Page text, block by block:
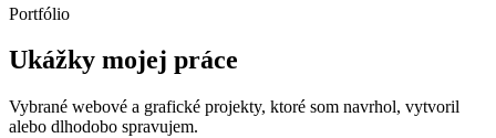
Portfólio
Ukážky mojej práce
Vybrané webové a grafické projekty, ktoré som navrhol, vytvoril
alebo dlhodobo spravujem.